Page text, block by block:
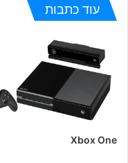
עוד כתבות
Xbox One